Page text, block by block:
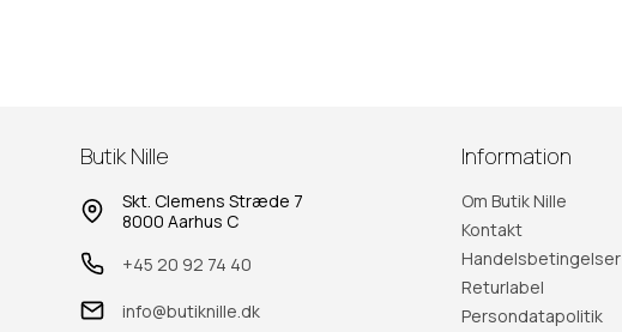
Butik Nille
Skt. Clemens Stræde 7
8000 Aarhus C
+45 20 92 74 40
info@butiknille.dk
Information
Om Butik Nille
Kontakt
Handelsbetingelser
Returlabel
Persondatapolitik